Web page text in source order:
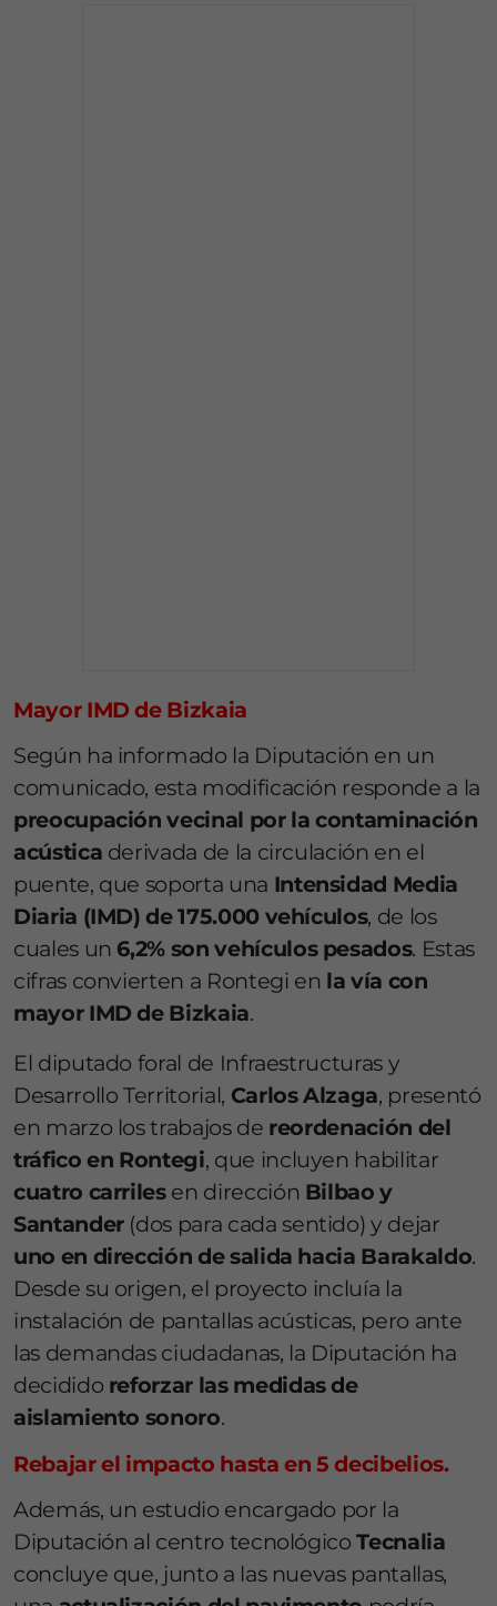
Mayor IMD de Bizkaia
Según ha informado la Diputación en un
comunicado, esta modificación responde a la
preocupación vecinal por la contaminación
acústica derivada de la circulación en el
puente, que soporta una Intensidad Media
Diaria (IMD) de 175.000 vehículos, de los
cuales un 6,2% son vehículos pesados. Estas
cifras convierten a Rontegi en la vía con
mayor IMD de Bizkaia.
El diputado foral de Infraestructuras y
Desarrollo Territorial, Carlos Alzaga, presentó
en marzo los trabajos de reordenación del
tráfico en Rontegi, que incluyen habilitar
cuatro carrilesen dirección Bilbao y
Santander(dos para cada sentido) y dejar
uno en dirección de salida hacia Barakaldo.
Desde su origen, el proyecto incluía la
instalación de pantallas acústicas, pero ante
las demandas ciudadanas, la Diputación ha
decidido reforzar las medidas de
aislamiento sonoro.
Rebajar el impacto hasta en 5 decibelios.
Además, un estudio encargado por la
Diputación al centro tecnológicoTecnalia
concluye que, junto a las nuevas pantallas,